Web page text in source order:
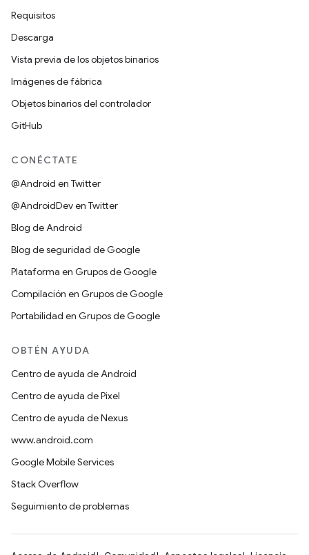
Requisitos
Descarga
Vista previa de los objetos binarios
Imágenes de fábrica
Objetos binarios del controlador
GitHub
CONÉCTATE
@Android en Twitter
@AndroidDev en Twitter
Blog de Android
Blog de seguridad de Google
Plataforma en Grupos de Google
Compilación en Grupos de Google
Portabilidad en Grupos de Google
OBTÉN AYUDA
Centro de ayuda de Android
Centro de ayuda de Pixel
Centro de ayuda de Nexus
www.android.com
Google Mobile Services
Stack Overflow
Seguimiento de problemas